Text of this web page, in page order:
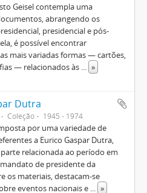
Geisel contempla uma
abrangendo os
presidencial e pós-
é possível encontrar
mais variadas formas — cartões,
— relacionados às ... »
Dutra
Coleção 1945 - 1974
por uma variedade de
a Eurico Gaspar Dutra,
relacionada ao período em
de presidente da
os materiais, destacam-se
eventos nacionais e ... »